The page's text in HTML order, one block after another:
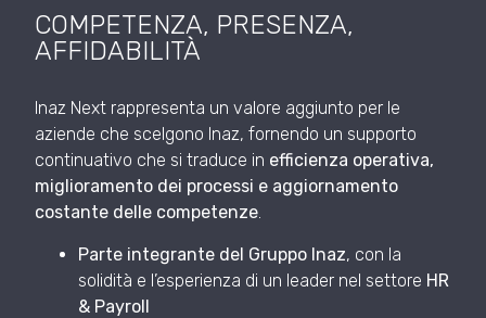
COMPETENZA, PRESENZA,
AFFIDABILITÀ
Inaz Next rappresenta un valore aggiunto per le
aziende che scelgono Inaz, fornendo un supporto
continuativo che si traduce in efficienza operativa,
miglioramento dei processi e aggiornamento
costante delle competenze.
Parte integrante del Gruppo Inaz, con la
solidità e l’esperienza di un leader nel settore HR
& Payroll